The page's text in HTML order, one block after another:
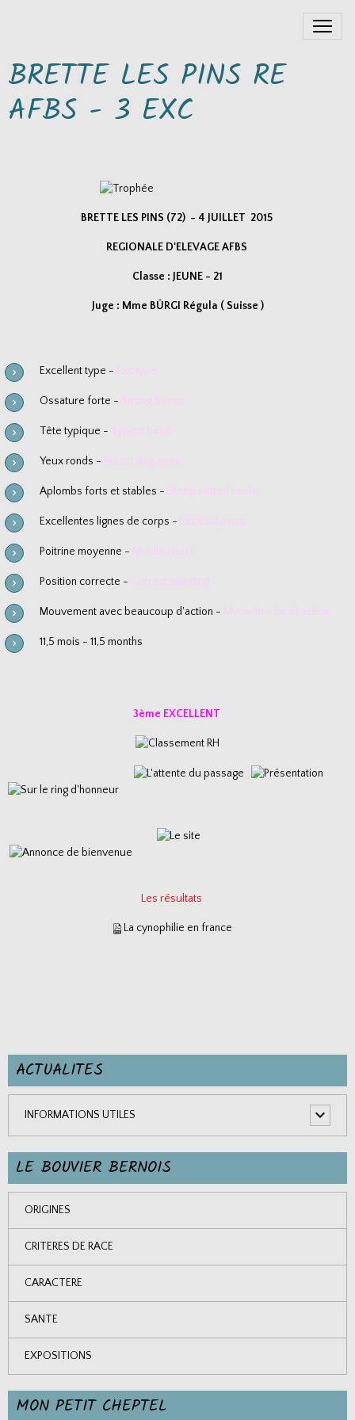
BRETTE LES PINS RE
AFBS - 3 EXC
BRETTE LES PINS (72) - 4 JUILLET 2015
REGIONALE D'ELEVAGE AFBS
Classe : JEUNE - 21
Juge : Mme BÜRGI Régula ( Suisse )
Excellent type - Exc type
Ossature forte - Strong bones
Tête typique - Typical head
Yeux ronds - Round dog eyes
Aplombs forts et stables - Steep setted heels
Excellentes lignes de corps - Exc bodylines
Poitrine moyenne - Middle chest
Position correcte - Correct standing
Mouvement avec beaucoup d'action - Mvt with a lot of action​
11,5 mois - 11,5 months
3ème EXCELLENT
Les résultats
La cynophilie en france
ACTUALITES
INFORMATIONS UTILES
LE BOUVIER BERNOIS
ORIGINES
CRITERES DE RACE
CARACTERE
SANTE
EXPOSITIONS
MON PETIT CHEPTEL